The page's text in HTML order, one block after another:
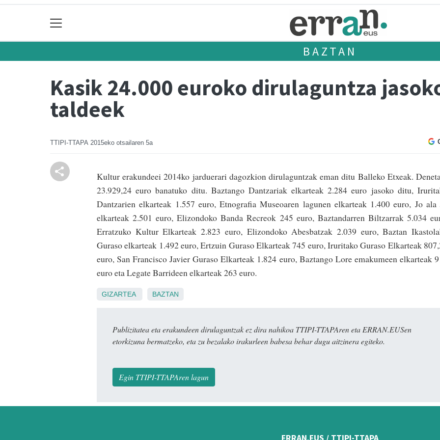
BAZTAN
Kasik 24.000 euroko dirulaguntza
taldeek
TTIPI-TTAPA 2015eko otsailaren 5a
Kultur erakundeei 2014ko jarduerari dagozkion dirulaguntzak eman ditu Balleko Etxeak.
23.929,24 euro banatuko ditu. Baztango Dantzariak elkarteak 2.284 euro jasoko ditu,
Dantzarien elkarteak 1.557 euro, Etnografia Museoaren lagunen elkarteak 1.400 euro, Jo ala
elkarteak 2.501 euro, Elizondoko Banda Recreok 245 euro, Baztandarren Biltzarrak 5.034
Erratzuko Kultur Elkarteak 2.823 euro, Elizondoko Abesbatzak 2.039 euro, Baztan
Guraso elkarteak 1.492 euro, Ertzuin Guraso Elkarteak 745 euro, Iruritako Guraso Elkarteak
euro, San Francisco Javier Guraso Elkarteak 1.824 euro, Baztango Lore emakumeen elkarteak
euro eta Legate Barrideen elkarteak 263 euro.
GIZARTEA BAZTAN
Publizitatea eta erakundeen dirulaguntzak ez dira nahikoa TTIPI-TTAPAren eta ERRAN.EUSen
etorkizuna bermatzeko, eta zu bezalako irakurleen babesa behar dugu aitzinera egiteko.
Egin TTIPI-TTAPAren lagun
ERRAN.EUS / TTIPI-TTAPA